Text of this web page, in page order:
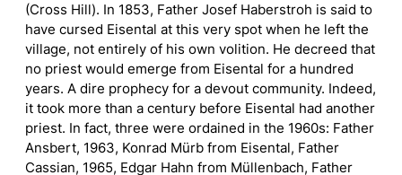
(Cross Hill). In 1853, Father Josef Haberstroh is said to
have cursed Eisental at this very spot when he left the
village, not entirely of his own volition. He decreed that
no priest would emerge from Eisental for a hundred
years. A dire prophecy for a devout community. Indeed,
it took more than a century before Eisental had another
priest. In fact, three were ordained in the 1960s: Father
Ansbert, 1963, Konrad Mürb from Eisental, Father
Cassian, 1965, Edgar Hahn from Müllenbach, Father